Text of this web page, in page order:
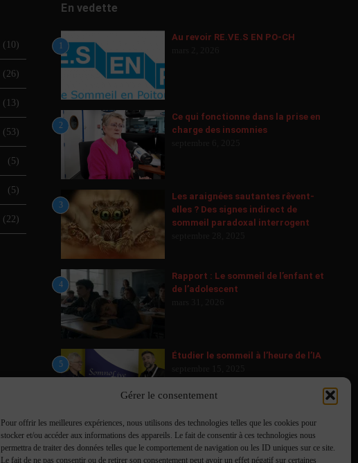
Gérer le consentement
Pour offrir les meilleures expériences, nous utilisons des technologies telles que les cookies pour
stocker et/ou accéder aux informations des appareils. Le fait de consentir à ces technologies nous
permettra de traiter des données telles que le comportement de navigation ou les ID uniques sur ce site.
Le fait de ne pas consentir ou de retirer son consentement peut avoir un effet négatif sur certaines
(10)
(26)
(13)
(53)
(5)
(5)
(22)
En vedette
1
Au revoir RE.VE.S EN PO-CH
2
Ce qui fonctionne dans la prise en
charge des insomnies
3
Les araignées sautantes rêvent-
elles ? Des signes indirect de
sommeil paradoxal interrogent
4
Rapport : Le sommeil de l’enfant et
de l’adolescent
5
Étudier le sommeil à l’heure de l’IA
Mieux que les médicaments !
septembre 1, 2025